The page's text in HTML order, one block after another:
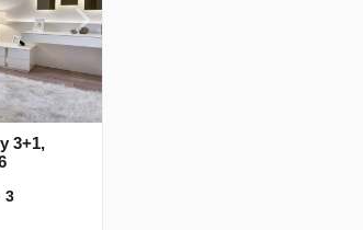
3+1,
3